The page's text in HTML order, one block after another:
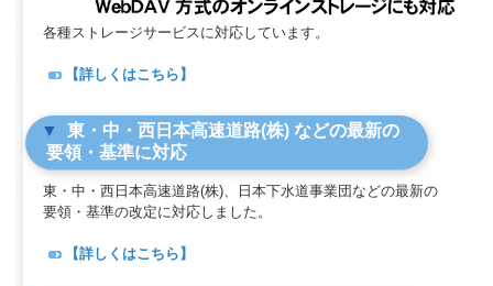
各種ストレージサービスに対応しています。
【詳しくはこちら】
東・中・西日本高速道路(株) などの最新の
要領・基準に対応
東・中・西日本高速道路(株)、日本下水道事業団などの最新の
要領・基準の改定に対応しました。
【詳しくはこちら】